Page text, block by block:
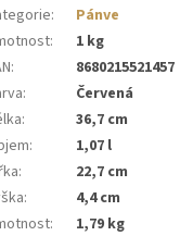
:
Pánve
:
1 kg
:
8680215521457
:
Červená
:
36,7 cm
:
1,07 l
:
22,7 cm
:
4,4 cm
: 1,79 kg